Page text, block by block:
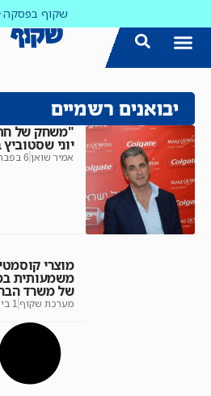
שקוף בפסקה
יבואנים רשמיים
"משחק של
יוני
אמיר שואן 6 בפברואר 2022
מוצרי
משמעותית
של משרד
מערכת שקוף 1 בינואר 2020